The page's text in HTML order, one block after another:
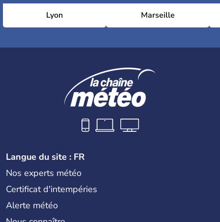
Lyon Marseille
Langue du site : FR
Nos experts météo
Certificat d'intempéries
Alerte météo